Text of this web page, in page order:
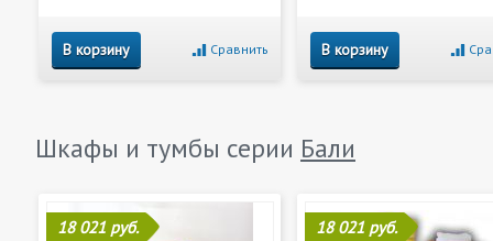
В корзину Сравнить В корзину
Шкафы и тумбы серии Бали
18 021 руб. 18 021 руб.